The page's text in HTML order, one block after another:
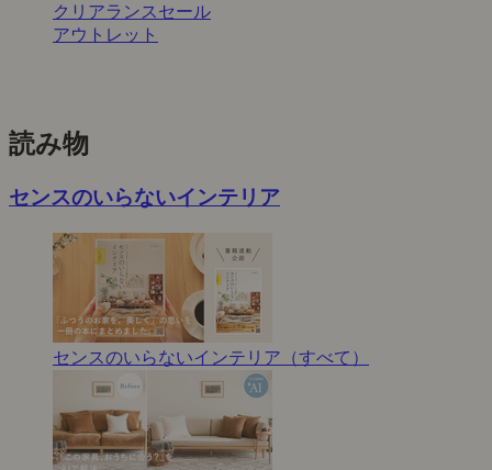
クリアランスセール
アウトレット
読み物
センスのいらないインテリア
センスのいらないインテリア（すべて）